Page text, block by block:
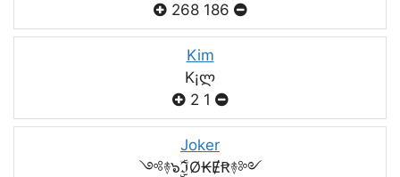
268 186
Kim
K¡ლ
2 1
Joker
༺࿈๖ۣۣۜℑØ₭ɆꞦ࿈༻